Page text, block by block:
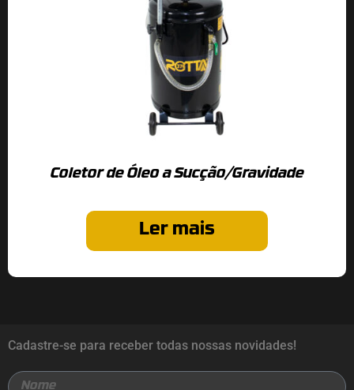
Coletor de Óleo a Sucção/Gravidade
Ler mais
Cadastre-se para receber todas nossas novidades!